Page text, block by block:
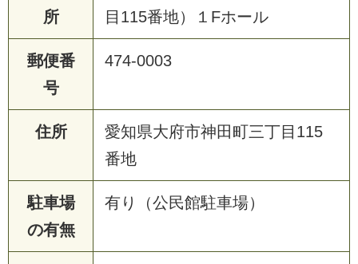
所
目115番地）１Fホール
郵便番
号
474-0003
住所
愛知県大府市神田町三丁目115
番地
駐車場
の有無
有り（公民館駐車場）